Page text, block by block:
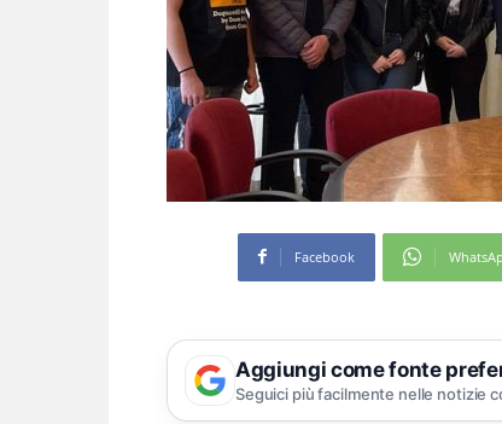
Facebook
Aggiungi come fonte
Seguici più facilmente nelle notizie